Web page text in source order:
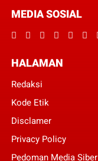
MEDIA SOSIAL
HALAMAN
Redaksi
Kode Etik
Disclamer
Privacy Policy
Pedoman Media Siber